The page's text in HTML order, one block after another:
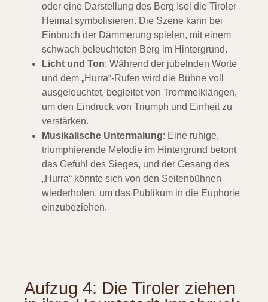
oder eine Darstellung des Berg Isel die Tiroler
Heimat symbolisieren. Die Szene kann bei
Einbruch der Dämmerung spielen, mit einem
schwach beleuchteten Berg im Hintergrund.
Licht und Ton: Während der jubelnden Worte
und dem „Hurra“-Rufen wird die Bühne voll
ausgeleuchtet, begleitet von Trommelklängen,
um den Eindruck von Triumph und Einheit zu
verstärken.
Musikalische Untermalung: Eine ruhige,
triumphierende Melodie im Hintergrund betont
das Gefühl des Sieges, und der Gesang des
„Hurra“ könnte sich von den Seitenbühnen
wiederholen, um das Publikum in die Euphorie
einzubeziehen.
Aufzug 4: Die Tiroler ziehen